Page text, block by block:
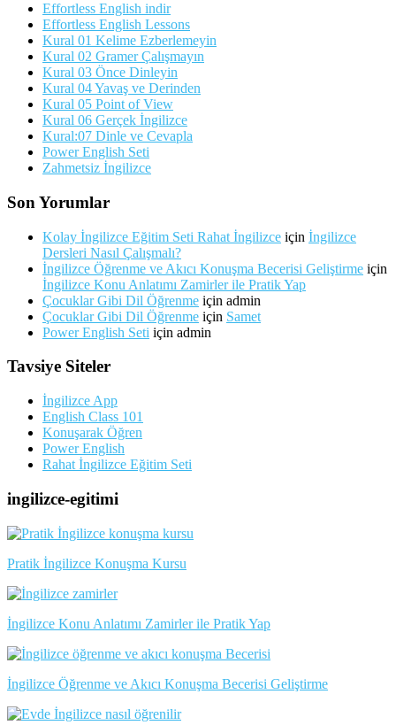
Effortless English indir
Effortless English Lessons
Kural 01 Kelime Ezberlemeyin
Kural 02 Gramer Çalışmayın
Kural 03 Önce Dinleyin
Kural 04 Yavaş ve Derinden
Kural 05 Point of View
Kural 06 Gerçek İngilizce
Kural:07 Dinle ve Cevapla
Power English Seti
Zahmetsiz İngilizce
Son Yorumlar
Kolay İngilizce Eğitim Seti Rahat İngilizce için İngilizce
Dersleri Nasıl Çalışmalı?
İngilizce Öğrenme ve Akıcı Konuşma Becerisi Geliştirme için
İngilizce Konu Anlatımı Zamirler ile Pratik Yap
Çocuklar Gibi Dil Öğrenme için admin
Çocuklar Gibi Dil Öğrenme için Samet
Power English Seti için admin
Tavsiye Siteler
İngilizce App
English Class 101
Konuşarak Öğren
Power English
Rahat İngilizce Eğitim Seti
ingilizce-egitimi
Pratik İngilizce Konuşma Kursu
İngilizce Konu Anlatımı Zamirler ile Pratik Yap
İngilizce Öğrenme ve Akıcı Konuşma Becerisi Geliştirme